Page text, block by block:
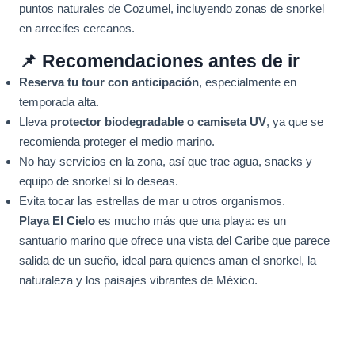
puntos naturales de Cozumel, incluyendo zonas de snorkel
en arrecifes cercanos.
📌 Recomendaciones antes de ir
Reserva tu tour con anticipación, especialmente en
temporada alta.
Lleva protector biodegradable o camiseta UV, ya que se
recomienda proteger el medio marino.
No hay servicios en la zona, así que trae agua, snacks y
equipo de snorkel si lo deseas.
Evita tocar las estrellas de mar u otros organismos.
Playa El Cielo es mucho más que una playa: es un
santuario marino que ofrece una vista del Caribe que parece
salida de un sueño, ideal para quienes aman el snorkel, la
naturaleza y los paisajes vibrantes de México.